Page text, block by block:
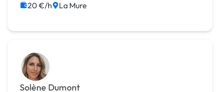
20 €/h La Mure
Solène Dumont